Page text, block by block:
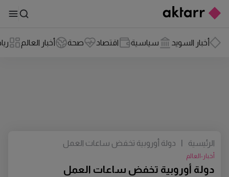
أخبار السويد سياسية اقتصاد صحة أخبار العالم
دولة أوروبية تخفض ساعات العمل
أخبار-العالم
الرئيسية |
دولة أوروبية تخفض ساعات العمل